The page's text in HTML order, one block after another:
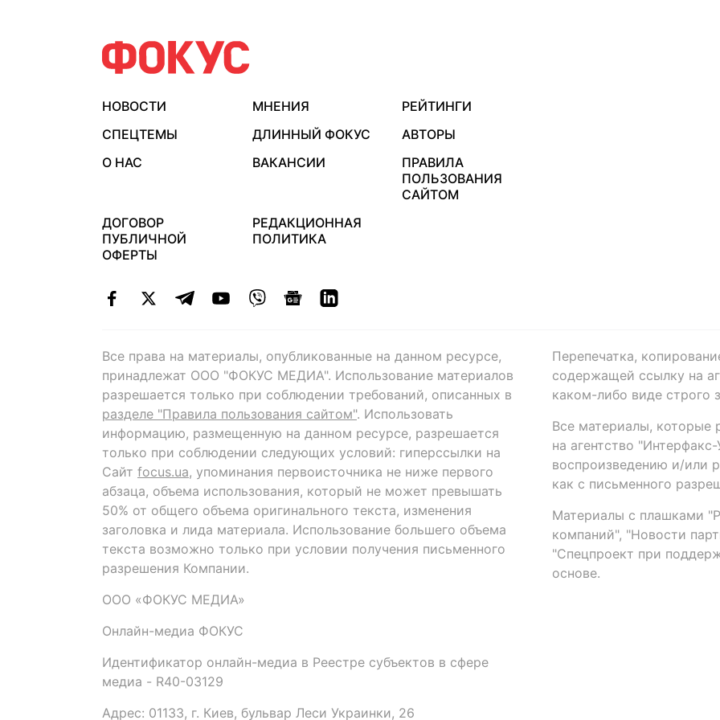
НОВОСТИ МНЕНИЯ
РЕЙТИНГИ
СПЕЦТЕМЫ
ДЛИННЫЙ ФОКУС
АВТОРЫ
О НАС
ВАКАНСИИ
ПРАВИЛА
ПОЛЬЗОВАНИЯ
САЙТОМ
ДОГОВОР
ПУБЛИЧНОЙ
ОФЕРТЫ
РЕДАКЦИОННАЯ
ПОЛИТИКА
Все права на материалы, опубликованные на данном ресурсе,
принадлежат ООО "ФОКУС МЕДИА". Использование материалов
разрешается только при соблюдении требований, описанных в
разделе "Правила пользования сайтом". Использовать
информацию, размещенную на данном ресурсе, разрешается
только при соблюдении следующих условий: гиперссылки на
Сайт focus.ua, упоминания первоисточника не ниже первого
абзаца, объема использования, который не может превышать
50% от общего объема оригинального текста, изменения
заголовка и лида материала. Использование большего объема
текста возможно только при условии получения письменного
разрешения Компании.
ООО «ФОКУС МЕДИА»
Онлайн-медиа ФОКУС
Идентификатор онлайн-медиа в Реестре субъектов в сфере
медиа - R40-03129
Адрес: 01133, г. Киев, бульвар Леси Украинки, 26
Перепечатка,
содержащей ссылку на
каком-либо виде строго
Все материалы, которые
на агентство
воспроизведению и/или
как с письменного
Материалы с плашками
компаний", "Новости
"Спецпроект при
основе.